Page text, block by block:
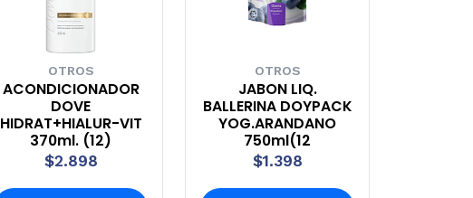
OTROS
ACONDICIONADOR
DOVE
HIDRAT+HIALUR-VIT
370ml. (12)
$2.898
OTROS
JABON LIQ.
BALLERINA DOYPACK
YOG.ARANDANO
750ml(12
$1.398